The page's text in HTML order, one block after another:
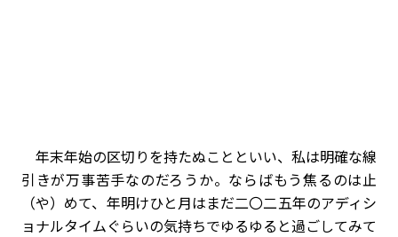
年末年始の区切りを持たぬことといい、私は明確な線
引きが万事苦手なのだろうか。ならばもう焦るのは止
（や）めて、年明けひと月はまだ二〇二五年のアディシ
ョナルタイムぐらいの気持ちでゆるゆると過ごしてみて